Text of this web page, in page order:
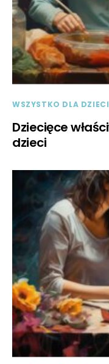
WSZYSTKO DLA DZIECI
Dziecięce
dzieci